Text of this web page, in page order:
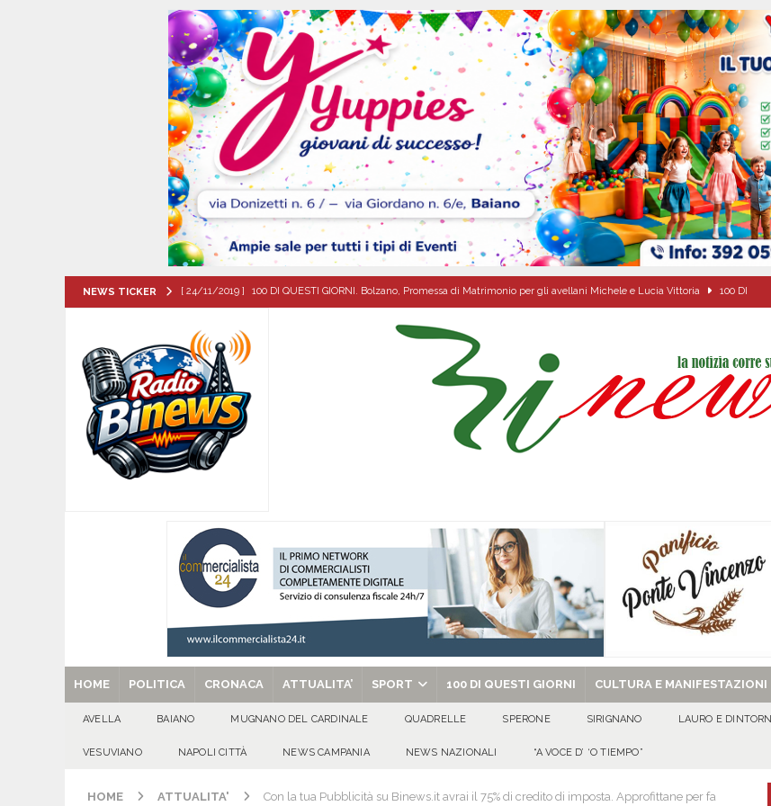
NEWS TICKER [ 24/11/2019 ] 100 DI QUESTI GIORNI. Bolzano, Promessa di Matrimonio per gli avellani Michele e Lucia Vittoria 100 DI
[ 09/08/2026 ] Baiano, smarrito un Chihuahua: l’appello per ritrovarlo ATTUALITA'
[ 09/08/2026 ] Festa della Mozzarella di Bufala a Cancello ed Arnone: filiera bufalina solida ed in crescita continua AREA
CASERTANA
[ 09/08/2026 ] Mugnano del Cardinale, tragedia nel giorno di Santa Filomena: muore il 60enne Carmine Colucci
ATTUALITA'
[ 09/08/2026 ] L’estate per le famiglie con persone disabili AVELLA
[ 29/08/2025 ] SANT’Oggi. Venerdì 29 agosto la chiesa celebra il Martirio di san Giovanni Battista e santa Sabina EVIDENZA
HOME POLITICA CRONACA ATTUALITA’ SPORT 100 DI QUESTI GIORNI CULTURA E MANIFESTAZIONI
AVELLA BAIANO MUGNANO DEL CARDINALE QUADRELLE SPERONE SIRIGNANO LAURO E DINTORNI
VESUVIANO NAPOLI CITTÀ NEWS CAMPANIA NEWS NAZIONALI “A VOCE D’ ‘O TIEMPO”
HOME ATTUALITA' Con la tua Pubblicità su Binews.it avrai il 75% di credito di imposta. Approfittane per fa